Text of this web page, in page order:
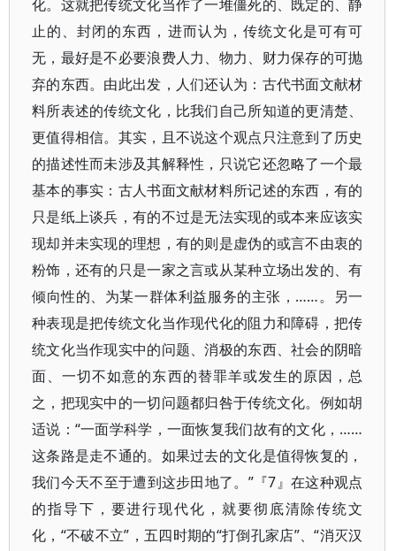
化。这就把传统文化当作了一堆僵死的、既定的、静
止的、封闭的东西，进而认为，传统文化是可有可
无，最好是不必要浪费人力、物力、财力保存的可抛
弃的东西。由此出发，人们还认为：古代书面文献材
料所表述的传统文化，比我们自己所知道的更清楚、
更值得相信。其实，且不说这个观点只注意到了历史
的描述性而未涉及其解释性，只说它还忽略了一个最
基本的事实：古人书面文献材料所记述的东西，有的
只是纸上谈兵，有的不过是无法实现的或本来应该实
现却并未实现的理想，有的则是虚伪的或言不由衷的
粉饰，还有的只是一家之言或从某种立场出发的、有
倾向性的、为某一群体利益服务的主张，……。另一
种表现是把传统文化当作现代化的阻力和障碍，把传
统文化当作现实中的问题、消极的东西、社会的阴暗
面、一切不如意的东西的替罪羊或发生的原因，总
之，把现实中的一切问题都归咎于传统文化。例如胡
适说：“一面学科学，一面恢复我们故有的文化，……
这条路是走不通的。如果过去的文化是值得恢复的，
我们今天不至于遭到这步田地了。”『7』在这种观点
的指导下，要进行现代化，就要彻底清除传统文
化，“不破不立”，五四时期的“打倒孔家店”、“消灭汉